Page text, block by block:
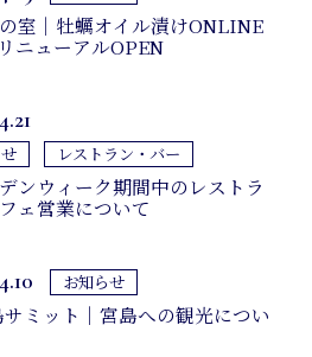
ィビティ
室｜牡蠣オイル漬けONLINE
ニューアルOPEN
レストラン・バー
ンウィーク期間中のレストラ
ェ営業について
お知らせ
ミット｜宮島への観光につい